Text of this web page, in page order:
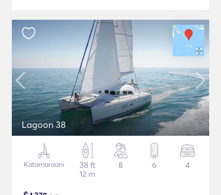
Lagoon 38
Katamaraani
38 ft
12 m
8 6 4